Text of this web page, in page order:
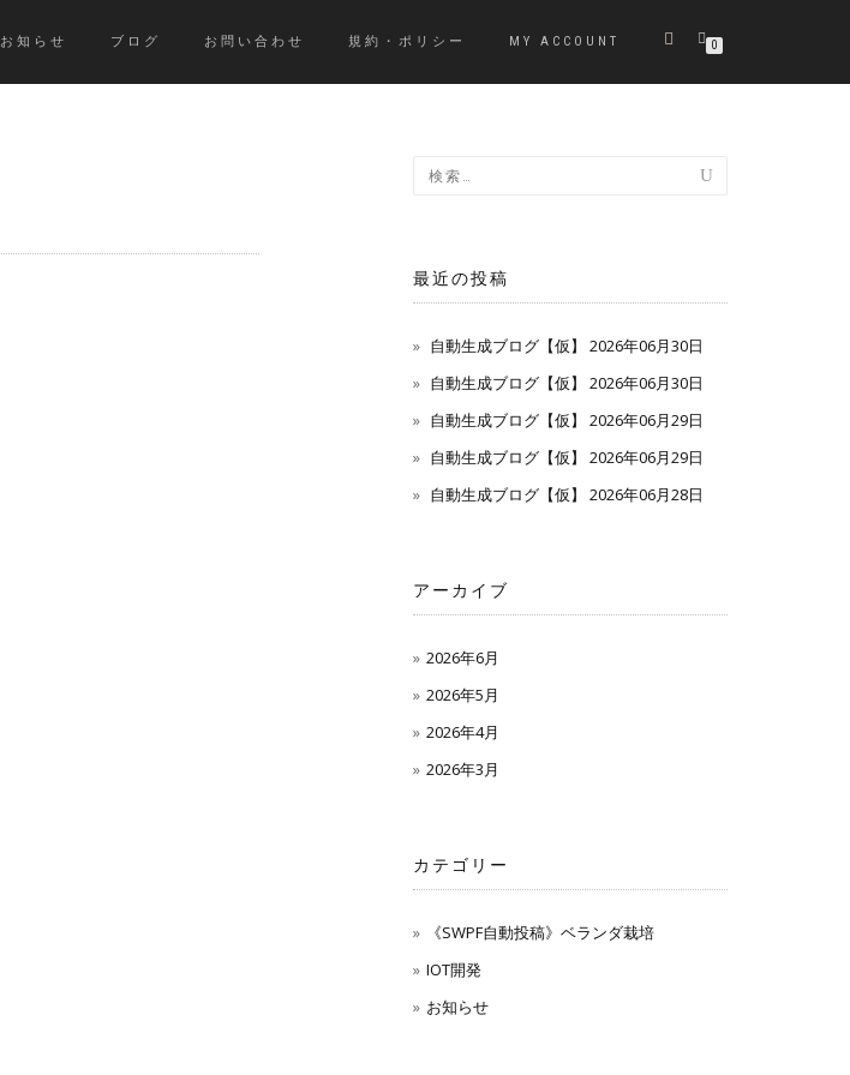
お知らせ ブログ お問い合わせ 規約・ポリシー MY ACCOUNT 0
最近の投稿
自動生成ブログ【仮】 2026年06月30日
自動生成ブログ【仮】 2026年06月30日
自動生成ブログ【仮】 2026年06月29日
自動生成ブログ【仮】 2026年06月29日
自動生成ブログ【仮】 2026年06月28日
アーカイブ
2026年6月
2026年5月
2026年4月
2026年3月
カテゴリー
《SWPF自動投稿》ベランダ栽培
IOT開発
お知らせ